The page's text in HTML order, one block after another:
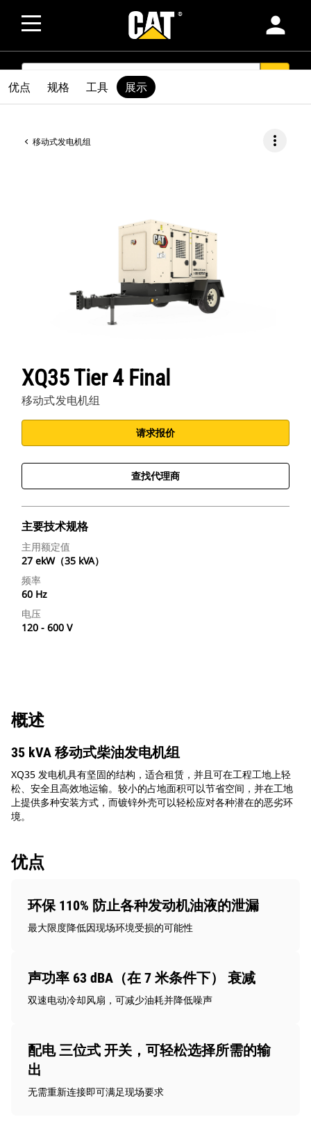
person
SEARCH
移动式发电机组 more_vert
XQ35 Tier 4 Final
移动式发电机组
请求报价
查找代理商
主要技术规格
主用额定值
27 ekW（35 kVA）
频率
60 Hz
电压
120 - 600 V
优点 规格 工具 展示
概述
35 kVA 移动式柴油发电机组
XQ35 发电机具有坚固的结构，适合租赁，并且可在工程工地上轻
松、安全且高效地运输。较小的占地面积可以节省空间，并在工地
上提供多种安装方式，而镀锌外壳可以轻松应对各种潜在的恶劣环
境。
优点
环保 110% 防止各种发动机油液的泄漏
最大限度降低因现场环境受损的可能性
声功率 63 dBA（在 7 米条件下） 衰减
双速电动冷却风扇，可减少油耗并降低噪声
配电 三位式 开关，可轻松选择所需的输
出
无需重新连接即可满足现场要求